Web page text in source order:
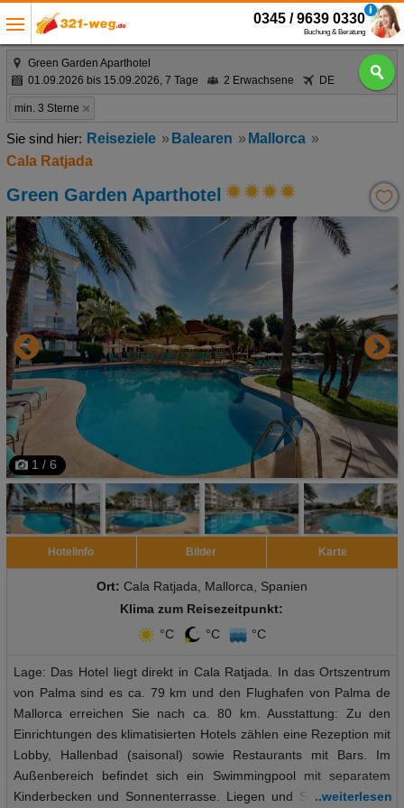
0345 / 9639 0330
Buchung & Beratung
Green Garden Aparthotel
01.09.2026 bis 15.09.2026, 7 Tage
2 Erwachsene DE
min. 3 Sterne
Reiseziele Balearen
Mallorca
Cala Ratjada
Green Garden Aparthotel
1 / 6
Hotelinfo Bilder Karte
Ort: Cala Ratjada, Mallorca, Spanien
Klima zum Reisezeitpunkt:
°C
°C °C
Lage: Das Hotel liegt direkt in Cala Ratjada. In das Ortszentrum
von Palma sind es ca. 79 km und den Flughafen von Palma de
Mallorca erreichen Sie nach ca. 80 km. Ausstattung: Zu den
Einrichtungen des klimatisierten Hotels zählen eine Rezeption mit
Lobby, Hallenbad (saisonal) sowie Restaurants mit Bars. Im
Außenbereich befindet sich ein Swimmingpool mit separatem
Kinderbecken und Sonnenterrasse. Liegen und Schirme stehen
..weiterlesen